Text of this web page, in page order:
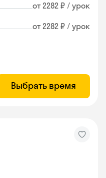
от 2282 ₽ / урок
от 2282 ₽ / урок
Выбрать время